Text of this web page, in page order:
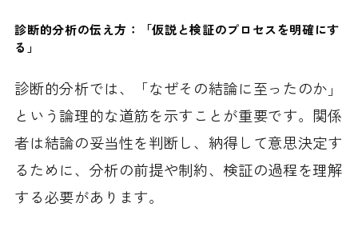
診断的分析の伝え方：「仮説と検証のプロセスを明確にす
る」
診断的分析では、「なぜその結論に至ったのか」
という論理的な道筋を示すことが重要です。関係
者は結論の妥当性を判断し、納得して意思決定す
るために、分析の前提や制約、検証の過程を理解
する必要があります。